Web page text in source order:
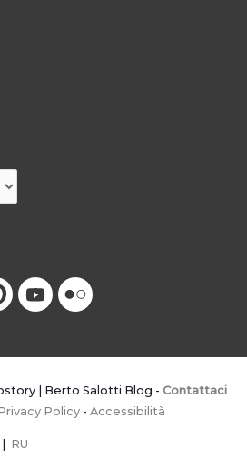
| Berto Salotti Blog - Contattaci
Policy- Accessibilità
RU